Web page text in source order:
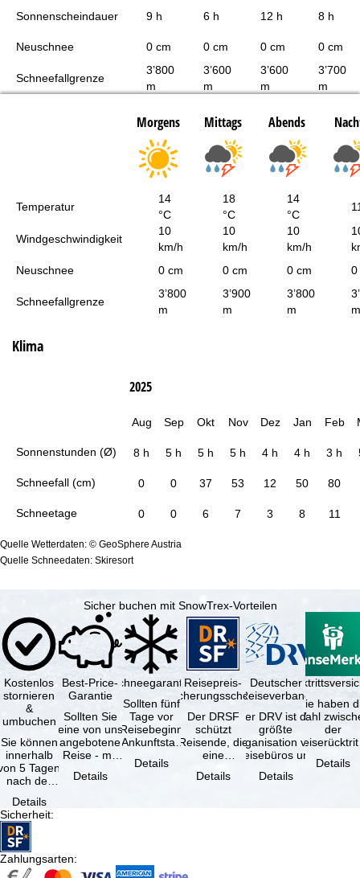
Sonnenscheindauer
9 h 6 h 12 h 8 h
Neuschnee 0 cm 0 cm 0 cm 0 cm
Schneefallgrenze
3’800
m
3’600
m
3’600
m
3’700
m
Morgens Mittags Abends
Temperatur
14
°C
18
°C
14
°C
Windgeschwindigkeit
10
km/h
10
km/h
10
km/h
Neuschnee
0 cm 0 cm 0 cm 0
Schneefallgrenze
3’800
m
3’900
m
3’800
m
m
Klima
Sonnenstunden (Ø)
Schneefall (cm)
Schneetage
2025
Aug Sep Okt Nov Dez Jan Feb
8 h 5 h 5 h 5 h 4 h 4 h 3 h
0 0 37 53 12 50 80
0 0 6 7 3 8 11
Quelle Wetterdaten: © GeoSphere Austria
Quelle Schneedaten: Skiresort
Sicher buchen mit SnowTrex-Vorteilen
Kostenlos
stornieren
&
umbuchen
Sie können
innerhalb
5 Tagen
nach der
kostenfrei
…
Details
Best-Price-
Garantie
Sollten Sie
eine von uns
angebotene
Reise - mit
Leistung und
Details
Schneegarantie
Sollten fünf
Tage vor
Reisebeginn
(Ankunftstag)
Schneemangel
Details
Reisepreis-
Sicherungsschein
Der DRSF
schützt
Reisende, die
eine
oder
Details
Deutscher
Reiseverband
Der DRV ist die
größte
Organisation von
Reisebüros und
Reiseveranstaltern
in …
Details
Sie haben
Wahl
der
(inklusive
Details
Sicherheit:
Zahlungsarten: